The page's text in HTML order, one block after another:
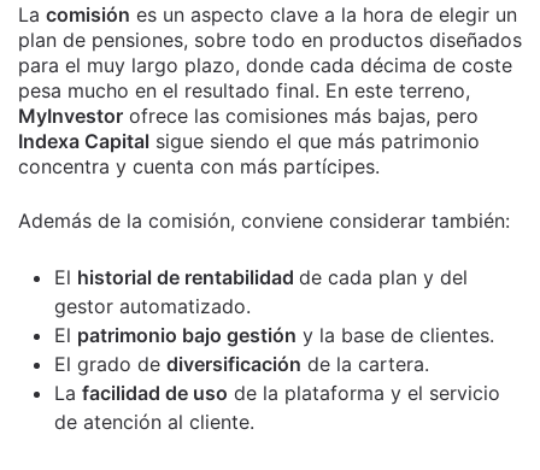
La comisión es un aspecto clave a la hora de elegir un
plan de pensiones, sobre todo en productos diseñados
para el muy largo plazo, donde cada décima de coste
pesa mucho en el resultado final. En este terreno,
MyInvestor ofrece las comisiones más bajas, pero
Indexa Capital sigue siendo el que más patrimonio
concentra y cuenta con más partícipes.
Además de la comisión, conviene considerar también:
El historial de rentabilidad de cada plan y del
gestor automatizado.
El patrimonio bajo gestión y la base de clientes.
El grado de diversificación de la cartera.
La facilidad de uso de la plataforma y el servicio
de atención al cliente.